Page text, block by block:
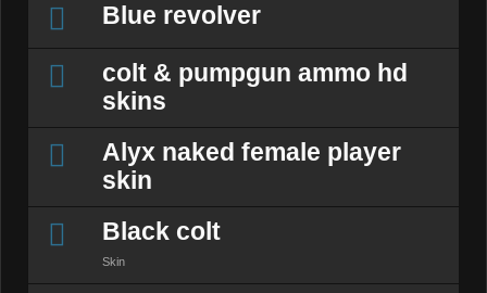
Blue revolver
colt & pumpgun ammo hd
skins
Alyx naked female player
skin
Black colt
Skin